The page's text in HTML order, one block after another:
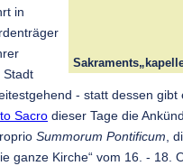
in
Stadt
- statt dessen gibt
Sacro dieser Tage die
Summorum Pontificum,
ganze Kirche“ vom 16. - 18.